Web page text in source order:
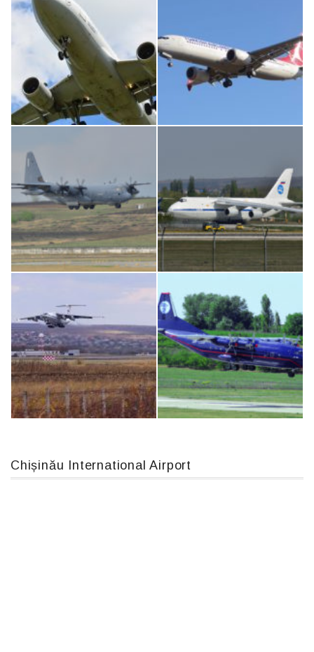
Airbus A319-114 D-AILN, Lufthansa, Франкфурт-Кишинев, 24/06/18
MC-130, 15731 An124, RA-82013
Chișinău International Airport